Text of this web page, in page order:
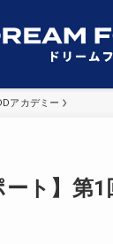
アカデミー
ート】第